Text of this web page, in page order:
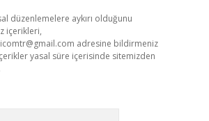
düzenlemelere aykırı olduğunu
içerikleri,
adresine bildirmeniz
yasal süre içerisinde sitemizden